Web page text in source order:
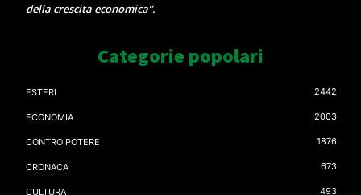
della crescita economica”.
Categorie popolari
ESTERI 2442
ECONOMIA 2003
CONTRO POTERE 1876
CRONACA 673
CULTURA 493